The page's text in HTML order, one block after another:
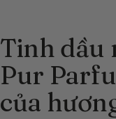
Tinh dầu
Pur
của